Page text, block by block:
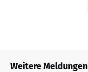
Weitere Meldungen